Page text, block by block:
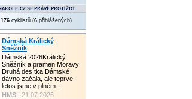
176 cyklistů (6 přihlášených)
Dámská Králický
Sněžník
Dámská 2026Králický
Sněžník a pramen Moravy
Druhá desítka Dámské
dávno začala, ale teprve
letos jsme v plném…
HMS | 21.07.2026